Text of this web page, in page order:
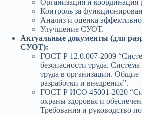
Организация и координация
Контроль за
Анализ и оценка
Улучшение СУОТ.
Актуальные документы (для
СУОТ):
ГОСТ Р 12.0.007-2009
безопасности труда.
труда в организации. Общие
разработки и внедрения”.
ГОСТ Р ИСО 45001-2020
охраны здоровья и
Требования и руководство